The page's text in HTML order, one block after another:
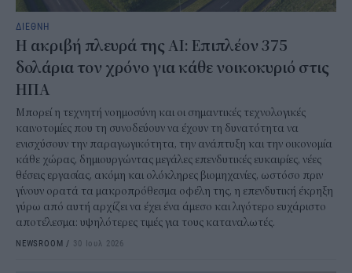
ΔΙΕΘΝΗ
Η ακριβή πλευρά της AI: Επιπλέον 375
δολάρια τον χρόνο για κάθε νοικοκυριό στις
ΗΠΑ
Μπορεί η τεχνητή νοημοσύνη και οι σημαντικές τεχνολογικές
καινοτομίες που τη συνοδεύουν να έχουν τη δυνατότητα να
ενισχύσουν την παραγωγικότητα, την ανάπτυξη και την οικονομία
κάθε χώρας, δημιουργώντας μεγάλες επενδυτικές ευκαιρίες, νέες
θέσεις εργασίας, ακόμη και ολόκληρες βιομηχανίες, ωστόσο πριν
γίνουν ορατά τα μακροπρόθεσμα οφέλη της, η επενδυτική έκρηξη
γύρω από αυτή αρχίζει να έχει ένα άμεσο και λιγότερο ευχάριστο
αποτέλεσμα: υψηλότερες τιμές για τους καταναλωτές.
NEWSROOM / 30 Ιουλ 2026